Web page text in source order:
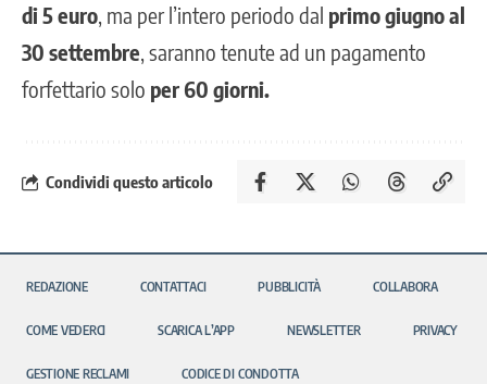
di 5 euro, ma per l’intero periodo dal primo giugno al
30 settembre, saranno tenute ad un pagamento
forfettario solo per 60 giorni.
Condividi questo articolo
REDAZIONE CONTATTACI PUBBLICITÀ COLLABORA
COME VEDERCI SCARICA L’APP NEWSLETTER PRIVACY
GESTIONE RECLAMI CODICE DI CONDOTTA